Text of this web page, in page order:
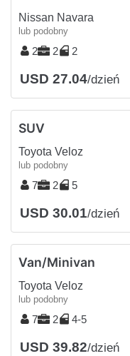
Nissan Navara
lub podobny
2 2 2
USD 27.04/dzień
SUV
Toyota Veloz
lub podobny
7 2 5
USD 30.01/dzień
Van/Minivan
Toyota Veloz
lub podobny
7 2 4-5
USD 39.82/dzień